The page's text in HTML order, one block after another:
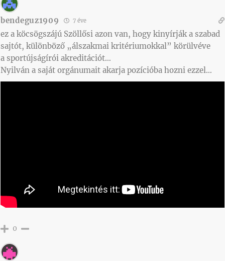
bendeguz1909 7 éve
ez a köcsögszájú Szöllősi azon van, hogy kinyírják a szabad
sajtót, különböző „álszakmai kritériumokkal” körülvéve
a sportújságírói akreditációt…
Nyilván a saját orgánumait akarja pozícióba hozni ezzel…
0